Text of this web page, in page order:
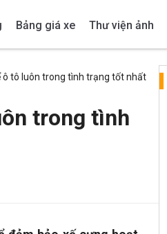
Bảng giá xe Thư viện ảnh
ô tô luôn trong tình trạng tốt nhất
trong tình